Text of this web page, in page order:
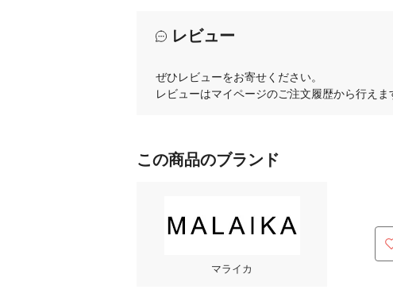
レビュー
ぜひレビューをお寄せください。
レビューはマイページのご注文履歴から行えま
この商品のブランド
マライカ